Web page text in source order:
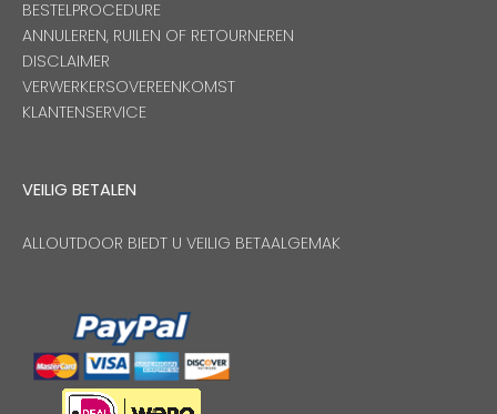
BESTELPROCEDURE
ANNULEREN, RUILEN OF RETOURNEREN
DISCLAIMER
VERWERKERSOVEREENKOMST
KLANTENSERVICE
VEILIG BETALEN
ALLOUTDOOR BIEDT U VEILIG BETAALGEMAK